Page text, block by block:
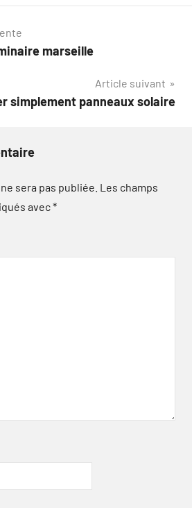
marseille
Article suivant
simplement panneaux solaire
sera pas publiée. Les champs
avec*